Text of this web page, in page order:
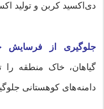
دی‌اکسید کربن و تولید
جلوگیری از فرسایش
گیاهان، خاک منطقه
دامنه‌های کوهستانی